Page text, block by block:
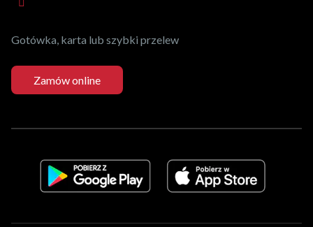
Gotówka, karta lub szybki przelew
Zamów online